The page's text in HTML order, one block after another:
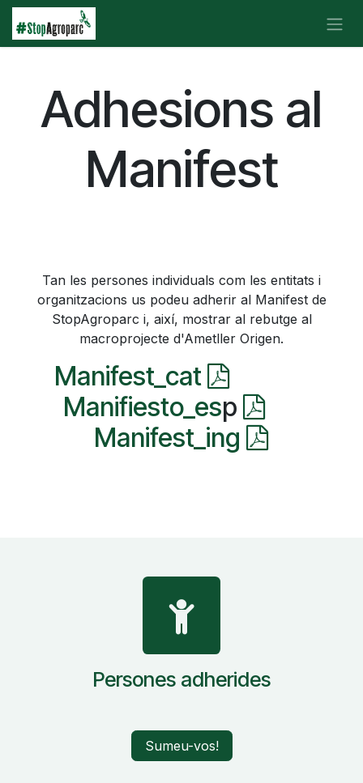
Skip to Content
Adhesions al
Manifest
Tan les persones individuals com les entitats i
organitzacions us podeu adherir al Manifest de
StopAgroparc i, així, mostrar al rebutge al
macroprojecte d'Ametller Origen.
Manifest_cat
Manifiesto_esp
Manifest_ing
Persones adherides
Sumeu-vos!